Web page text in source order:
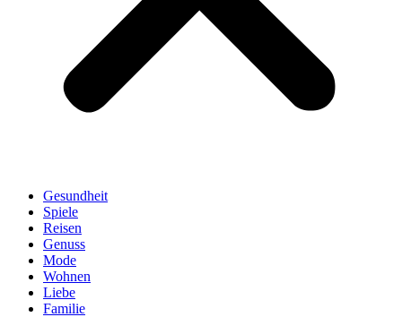
Gesundheit
Spiele
Reisen
Genuss
Mode
Wohnen
Liebe
Familie